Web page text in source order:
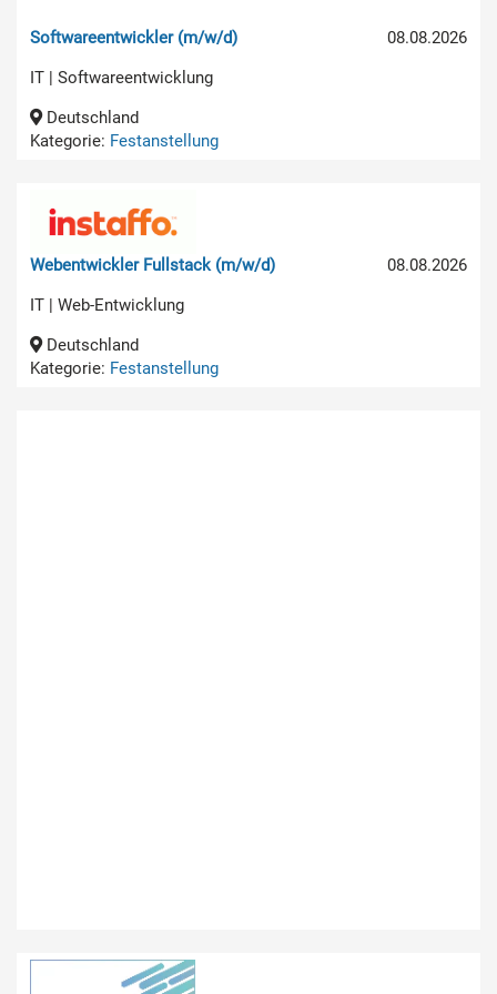
08.08.2026
Softwareentwickler (m/w/d)
IT | Softwareentwicklung
Deutschland
Kategorie: Festanstellung
08.08.2026
Webentwickler Fullstack (m/w/d)
IT | Web-Entwicklung
Deutschland
Kategorie: Festanstellung